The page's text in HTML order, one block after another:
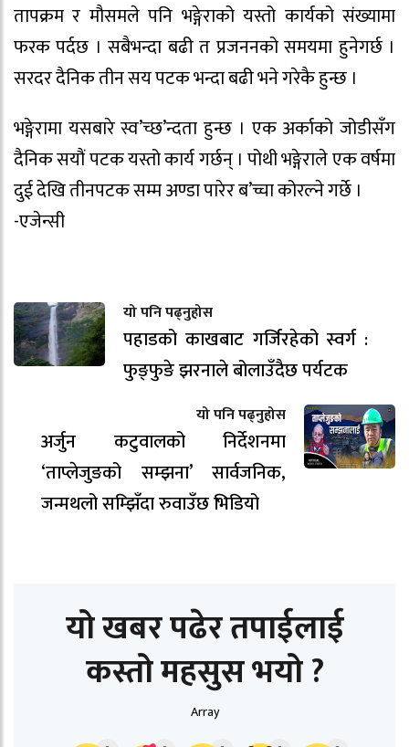
तापक्रम र मौसमले पनि भङ्गेराको यस्तो कार्यको संख्यामा
फरक पर्दछ । सबैभन्दा बढी त प्रजननको समयमा हुनेगर्छ ।
सरदर दैनिक तीन सय पटक भन्दा बढी भने गरेकै हुन्छ ।
भङ्गेरामा यसबारे स्व’च्छ’न्दता हुन्छ । एक अर्काको जोडीसँग
दैनिक सयौं पटक यस्तो कार्य गर्छन् । पोथी भङ्गेराले एक वर्षमा
दुई देखि तीनपटक सम्म अण्डा पारेर ब’च्चा कोरल्ने गर्छे ।
-एजेन्सी
यो पनि पढ्नुहोस
पहाडको काखबाट गर्जिरहेको स्वर्ग :
फुङ्फुङे झरनाले बोलाउँदैछ पर्यटक
यो पनि पढ्नुहोस
अर्जुन कटुवालको निर्देशनमा
‘ताप्लेजुङको सम्झना’ सार्वजनिक,
जन्मथलो सम्झिँदा रुवाउँछ भिडियो
यो खबर पढेर तपाईलाई
कस्तो महसुस भयो ?
Array